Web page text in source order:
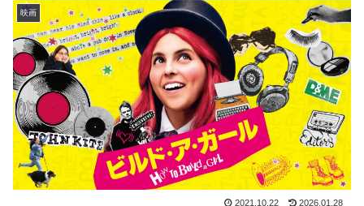
映画
2021.10.22 2026.01.28